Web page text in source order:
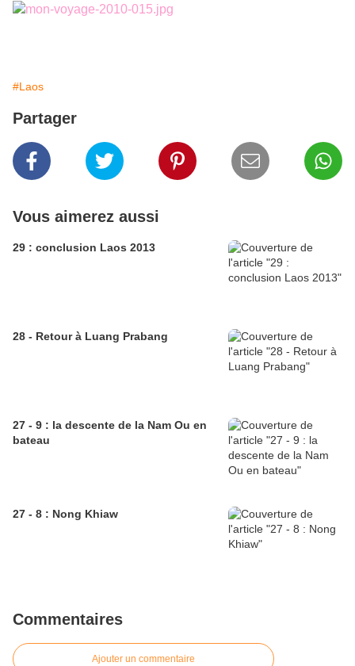
#Laos
Partager
Vous aimerez aussi
29 : conclusion Laos 2013
28 - Retour à Luang Prabang
27 - 9 : la descente de la Nam Ou en
bateau
27 - 8 : Nong Khiaw
Commentaires
Ajouter un commentaire